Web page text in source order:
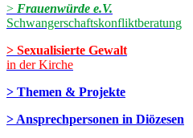
> Frauenwürde e.V.
Schwangerschaftskonfliktberatung
> Sexualisierte Gewalt
in der Kirche
> Themen & Projekte
> Ansprechpersonen in Diözesen